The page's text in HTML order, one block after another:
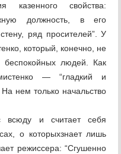
казенного свойства:
должность, в его
ряд просителей”. У
который, конечно, не
беспокойных людей. Как
— “гладкий и
нем только начальство
всюду и считает себя
о которыхзнает лишь
режиссера: “Сгушенно